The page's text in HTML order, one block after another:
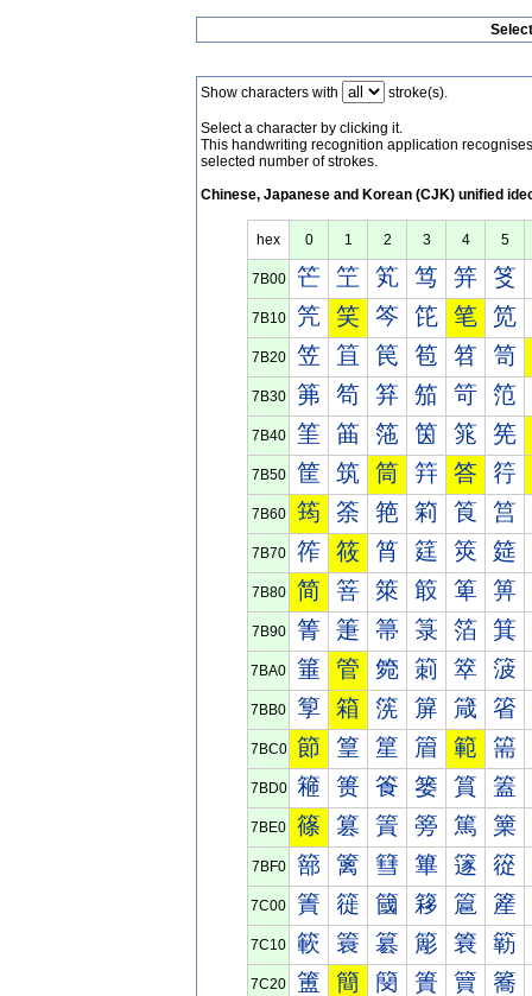
Show characters with stroke(s).
Select a character by clicking it.
This handwriting recognition application
selected number of strokes.
Chinese, Japanese and Korean (CJK) unified
hex 0 1 2 3 4 5
7B00 笀 笁 笂 笃 笄 笅
7B10 笐 笑 笒 笓 笔 笕
7B20 笠 笡 笢 笣 笤 笥
7B30 笰 笱 笲 笳 笴 笵
7B40 筀 筁 筂 筃 筄 筅
7B50 筐 筑 筒 筓 答 筕
7B60 筠 筡 筢 筣 筤 筥
7B70 筰 筱 筲 筳 筴 筵
7B80 简 箁 箂 箃 箄 箅
7B90 箐 箑 箒 箓 箔 箕
7BA0 箠 管 箢 箣 箤 箥
7BB0 箰 箱 箲 箳 箴 箵
7BC0 節 篁 篂 篃 範 篅
7BD0 篐 篑 篒 篓 篔 篕
7BE0 篠 篡 篢 篣 篤 篥
7BF0 篰 篱 篲 篳 篴 篵
7C00 簀 簁 簂 簃 簄 簅
7C10 簐 簑 簒 簓 簔 簕
7C20 簠 簡 簢 簣 簤 簥